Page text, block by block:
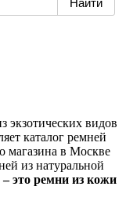
экзотических видов
каталог ремней
магазина в Москве
из натуральной
это ремни из кожи